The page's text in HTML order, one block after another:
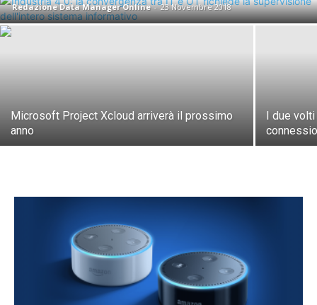
Redazione Data Manager Online - 23 Novembre 2018
Microsoft Project Xcloud arriverà il prossimo
anno
I due